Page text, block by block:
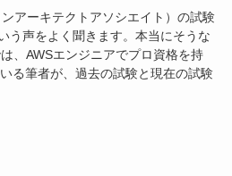
ンアーキテクトアソシエイト）の試験
う声をよく聞きます。本当にそうな
、AWSエンジニアでプロ資格を持
る筆者が、過去の試験と現在の試験